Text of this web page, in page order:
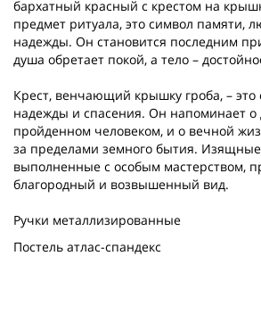
бархатный красный с крестом на
предмет ритуала, это символ памяти,
надежды. Он становится последним
душа обретает покой, а тело –
Крест, венчающий крышку гроба, –
надежды и спасения. Он напоминает о
пройденном человеком, и о вечной
за пределами земного бытия.
выполненные с особым мастерством,
благородный и возвышенный вид.
Ручки металлизированные
Постель атлас-спандекс